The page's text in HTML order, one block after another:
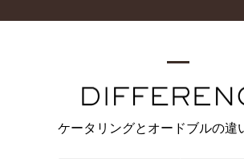
ケータリングとオードブルの違